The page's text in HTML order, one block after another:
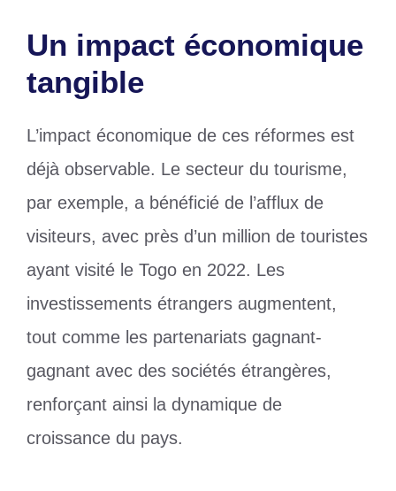
Un impact économique
tangible
L’impact économique de ces réformes est
déjà observable. Le secteur du tourisme,
par exemple, a bénéficié de l’afflux de
visiteurs, avec près d’un million de touristes
ayant visité le Togo en 2022. Les
investissements étrangers augmentent,
tout comme les partenariats gagnant-
gagnant avec des sociétés étrangères,
renforçant ainsi la dynamique de
croissance du pays.